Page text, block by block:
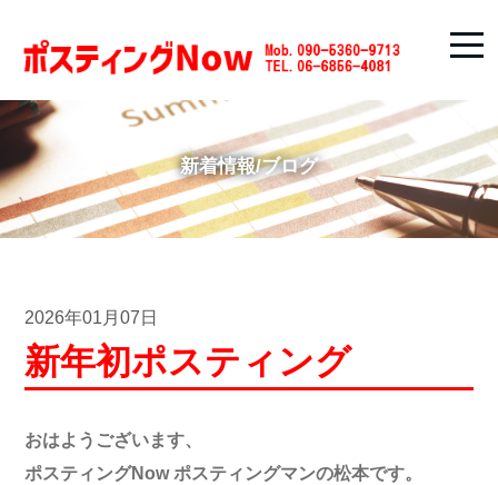
新着情報/ブログ
2026年01月07日
新年初ポスティング
おはようございます、
ポスティングNow ポスティングマンの松本です。